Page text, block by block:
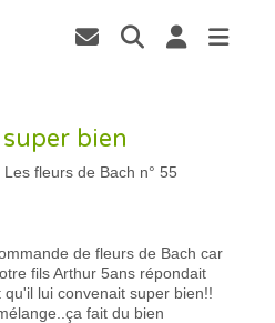
bien
Les fleurs de Bach n° 55
de fleurs de Bach car
fils Arthur 5ans répondait
lui convenait super bien!!
fait du bien